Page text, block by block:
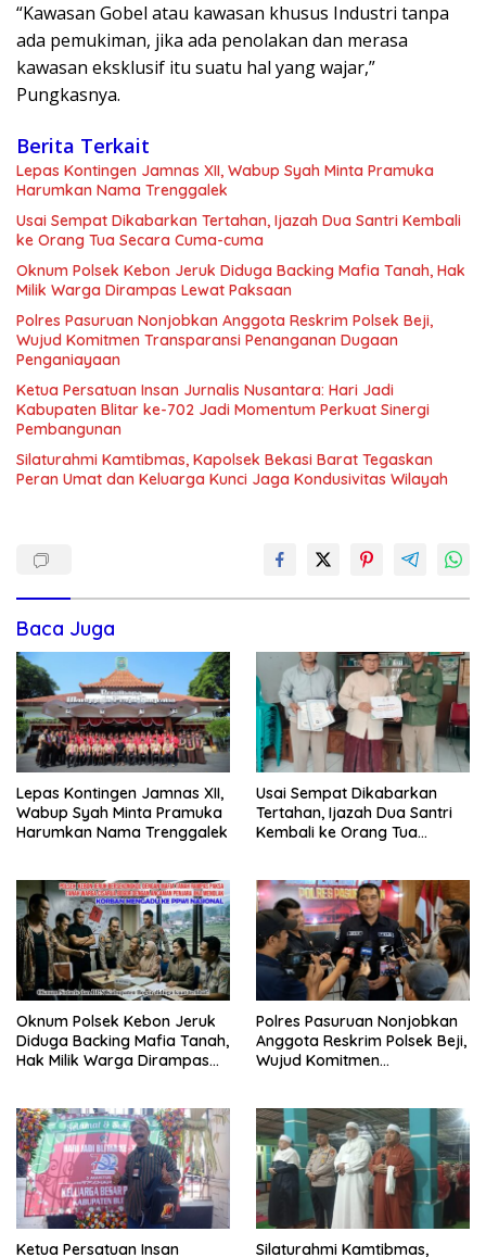
“Kawasan Gobel atau kawasan khusus Industri tanpa
ada pemukiman, jika ada penolakan dan merasa
kawasan eksklusif itu suatu hal yang wajar,”
Pungkasnya.
Berita Terkait
Lepas Kontingen Jamnas XII, Wabup Syah Minta Pramuka
Harumkan Nama Trenggalek
Usai Sempat Dikabarkan Tertahan, Ijazah Dua Santri Kembali
ke Orang Tua Secara Cuma-cuma
Oknum Polsek Kebon Jeruk Diduga Backing Mafia Tanah, Hak
Milik Warga Dirampas Lewat Paksaan
Polres Pasuruan Nonjobkan Anggota Reskrim Polsek Beji,
Wujud Komitmen Transparansi Penanganan Dugaan
Penganiayaan
Ketua Persatuan Insan Jurnalis Nusantara: Hari Jadi
Kabupaten Blitar ke-702 Jadi Momentum Perkuat Sinergi
Pembangunan
Silaturahmi Kamtibmas, Kapolsek Bekasi Barat Tegaskan
Peran Umat dan Keluarga Kunci Jaga Kondusivitas Wilayah
Baca Juga
Lepas Kontingen Jamnas XII,
Wabup Syah Minta Pramuka
Harumkan Nama Trenggalek
Usai Sempat Dikabarkan
Tertahan, Ijazah Dua Santri
Kembali ke Orang Tua
Oknum Polsek Kebon Jeruk
Diduga Backing Mafia Tanah,
Hak Milik Warga Dirampas
Polres Pasuruan Nonjobkan
Anggota Reskrim Polsek Beji,
Wujud Komitmen
Ketua Persatuan Insan Silaturahmi Kamtibmas,